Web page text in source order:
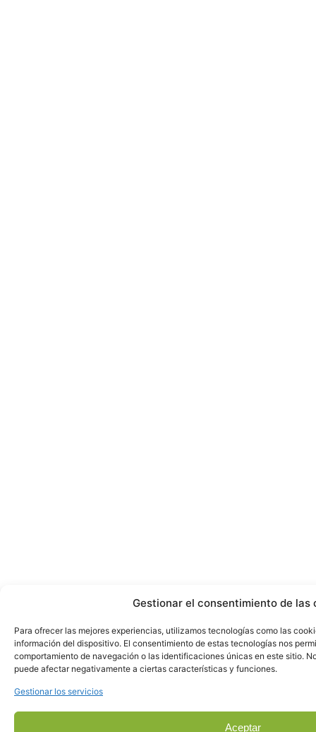
Gestionar el consentimiento de las
Para ofrecer las mejores experiencias, utilizamos tecnologías como las
información del dispositivo. El consentimiento de estas tecnologías nos
comportamiento de navegación o las identificaciones únicas en este sitio.
puede afectar negativamente a ciertas características y funciones.
Gestionar los servicios
Aceptar